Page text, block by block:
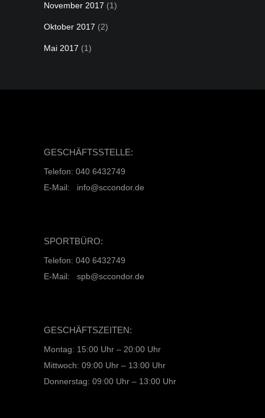
November 2017 (1)
Oktober 2017 (2)
Mai 2017 (1)
GESCHÄFTSSTELLE:
Telefon: 040 6432749
E-Mail: info@sccondor.de
SPORTBÜRO:
Telefon: 040 6432749
E-Mail: spb@sccondor.de
GESCHÄFTSZEITEN:
Montag: 15:00 Uhr – 20:00 Uhr
Mittwoch: 09:00 Uhr – 13:00 Uhr
Donnerstag: 09:00 Uhr – 13:00 Uhr